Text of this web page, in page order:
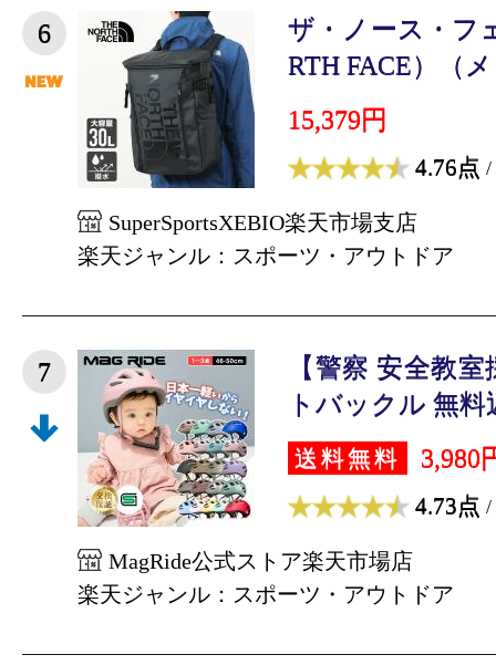
6
ザ・ノース・フ
RTH FACE）（
15,379円
4.76点 /
SuperSportsXEBIO楽天市場支店
楽天ジャンル：スポーツ・アウトドア
7
【警察 安全教
トバックル 無料
送料無料 3,980
4.73点 /
MagRide公式ストア楽天市場店
楽天ジャンル：スポーツ・アウトドア